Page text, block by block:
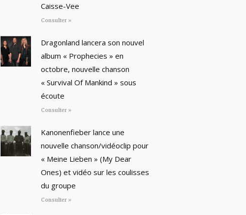
Caisse-Vee
Consulter »
Dragonland lancera son nouvel
album « Prophecies » en
octobre, nouvelle chanson
« Survival Of Mankind » sous
écoute
Consulter »
Kanonenfieber lance une
nouvelle chanson/vidéoclip pour
« Meine Lieben » (My Dear
Ones) et vidéo sur les coulisses
du groupe
Consulter »